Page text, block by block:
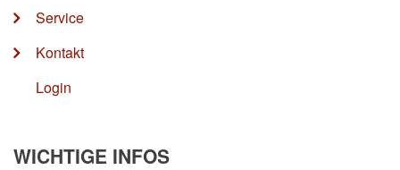
Service
Kontakt
Login
WICHTIGE INFOS